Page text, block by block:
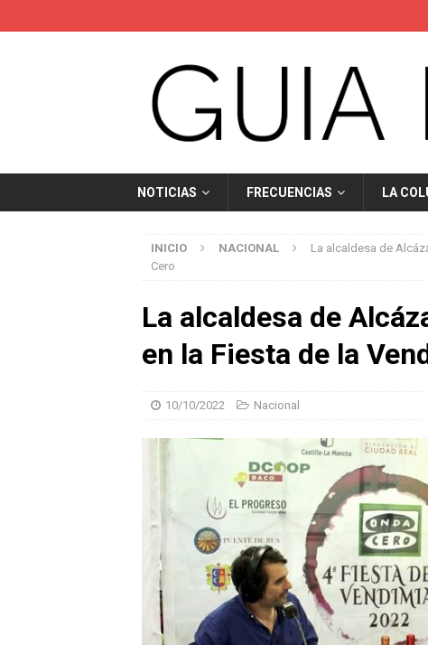
NOTICIAS FRECUENCIAS LA
INICIO NACIONAL
La alcaldesa de
Cero
La alcaldesa de
en la Fiesta de la
10/10/2022 Nacional